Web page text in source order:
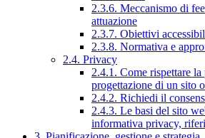
2.3.6. Meccanismo di
attuazione
2.3.7. Obiettivi
2.3.8. Normativa e
2.4. Privacy
2.4.1. Come rispettare
progettazione di un sito
2.4.2. Richiedi il
2.4.3. Le basi del sito
informativa privacy,